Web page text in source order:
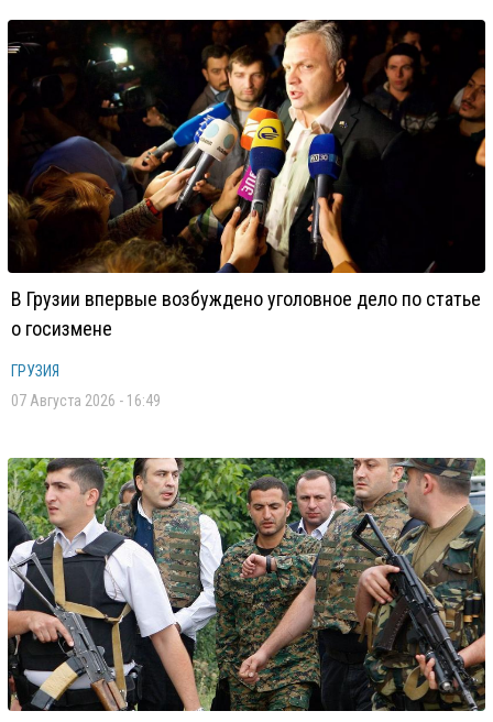
В Грузии впервые возбуждено уголовное дело по статье
о госизмене
ГРУЗИЯ
07 Августа 2026 - 16:49